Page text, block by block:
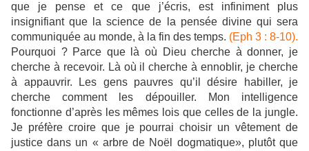
que je pense et ce que j’écris, est infiniment plus
insignifiant que la science de la pensée divine qui sera
communiquée au monde, à la fin des temps. (Eph 3 : 8-10).
Pourquoi ? Parce que là où Dieu cherche à donner, je
cherche à recevoir. Là où il cherche à ennoblir, je cherche
à appauvrir. Les gens pauvres qu’il désire habiller, je
cherche comment les dépouiller. Mon intelligence
fonctionne d’après les mêmes lois que celles de la jungle.
Je préfère croire que je pourrai choisir un vêtement de
justice dans un « arbre de Noël dogmatique», plutôt que